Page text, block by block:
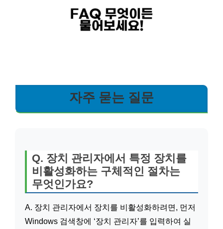
자주 묻는 질문
Q. 장치 관리자에서 특정 장치를
비활성화하는 구체적인 절차는
무엇인가요?
A. 장치 관리자에서 장치를 비활성화하려면, 먼저
Windows 검색창에 ‘장치 관리자’를 입력하여 실